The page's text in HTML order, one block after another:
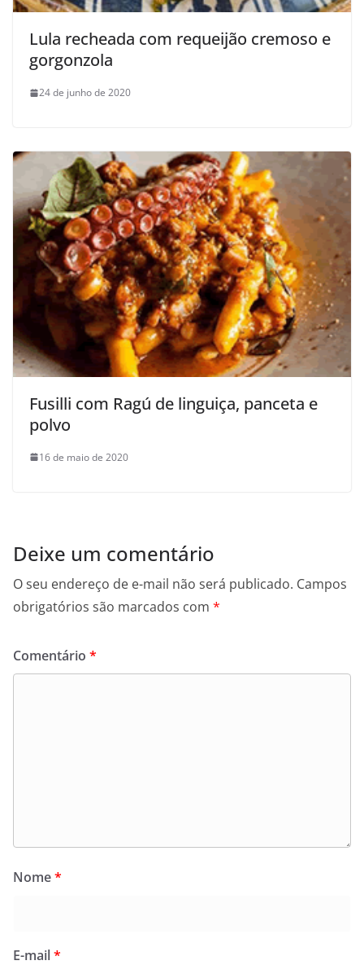
Lula recheada com requeijão cremoso e
gorgonzola
24 de junho de 2020
Fusilli com Ragú de linguiça, panceta e
polvo
16 de maio de 2020
Deixe um comentário
O seu endereço de e-mail não será publicado. Campos
obrigatórios são marcados com *
Comentário *
Nome*
E-mail*